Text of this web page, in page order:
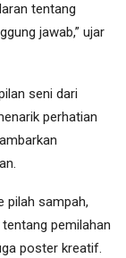
tentang
jawab,” ujar
seni dari
perhatian
pilah sampah,
pemilahan
poster kreatif.